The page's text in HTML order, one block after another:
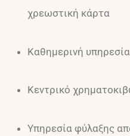
χρεωστική κάρτα
Καθημερινή
Κεντρικό
Υπηρεσία φύλαξης